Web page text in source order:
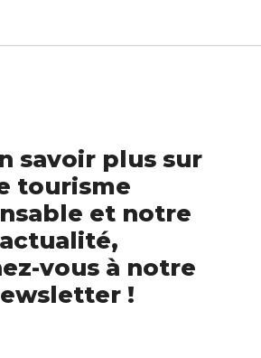
savoir plus sur
tourisme
et notre
actualité,
vous à notre
!